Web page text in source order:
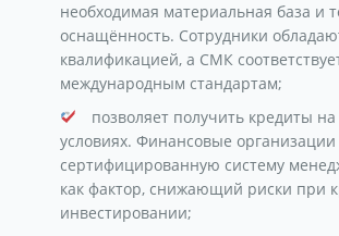
необходимая материальная база и
оснащённость. Сотрудники
квалификацией, а СМК
международным стандартам;
позволяет получить кредиты
условиях. Финансовые организации
сертифицированную систему
как фактор, снижающий риски при
инвестировании;